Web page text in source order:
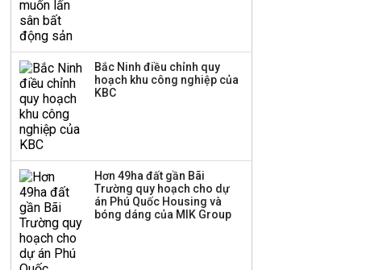
Bắc Ninh điều chỉnh quy
hoạch khu công nghiệp của
KBC
Hơn 49ha đất gần Bãi
Trường quy hoạch cho dự
án Phú Quốc Housing và
bóng dáng của MIK Group